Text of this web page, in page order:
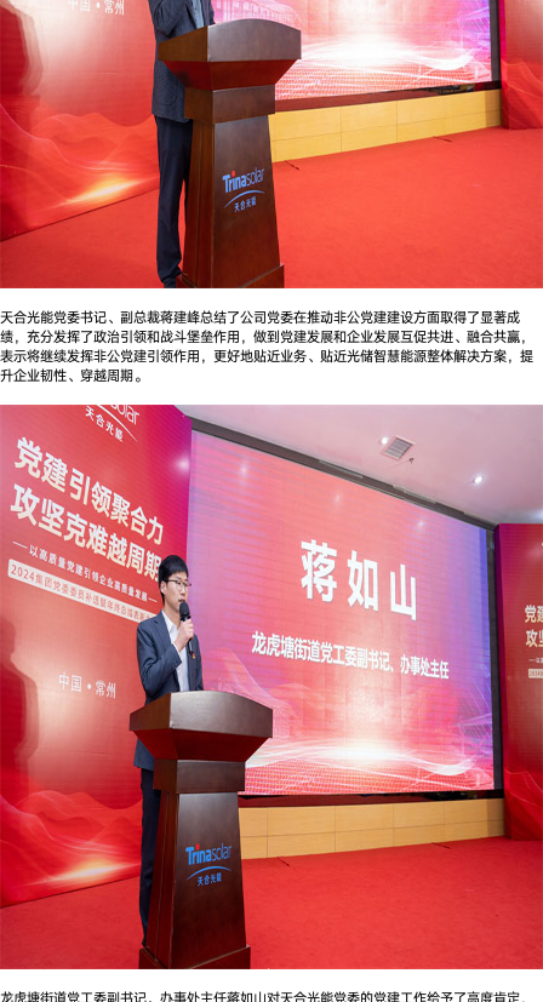
天合光能党委书记、副总裁蒋建峰总结了公司党委在推动非公党建建设方面取得了显著成
绩，充分发挥了政治引领和战斗堡垒作用，做到党建发展和企业发展互促共进、融合共赢，
表示将继续发挥非公党建引领作用，更好地贴近业务、贴近光储智慧能源整体解决方案，提
升企业韧性、穿越周期。
龙虎塘街道党工委副书记、办事处主任蒋如山对天合光能党委的党建工作给予了高度肯定，